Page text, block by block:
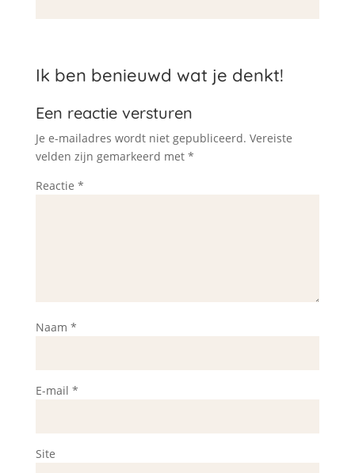
Ik ben benieuwd wat je denkt!
Een reactie versturen
Je e-mailadres wordt niet gepubliceerd. Vereiste
velden zijn gemarkeerd met *
Reactie *
Naam *
E-mail *
Site